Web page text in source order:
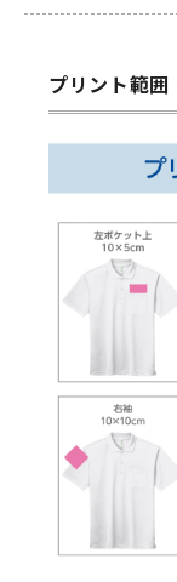
プリント範囲